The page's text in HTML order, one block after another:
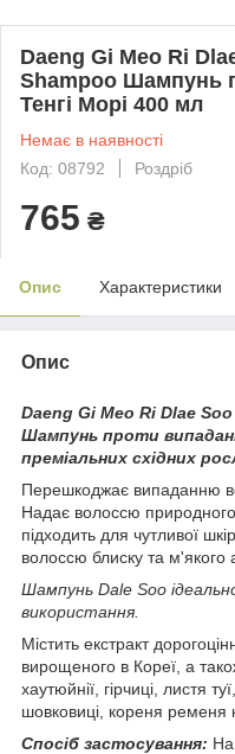
Daeng Gi Meo Ri
Shampoo Шампунь
Тенгі Морі 400 мл
Немає в наявності
Код: 08792
Роздріб
765 ₴
Опис Характеристики
Опис
Daeng Gi Meo Ri Dlae
Шампунь проти
преміальних східних
Перешкоджає випаданню
Надає волоссю
підходить для чутливої
волоссю блиску та м'якого
Шампунь Dale Soo
використання.
Містить екстракт
вирощеного в Кореї, а
хаутюйнії, гірчиці, листя
шовковиці, кореня ременя
Спосіб застосування: